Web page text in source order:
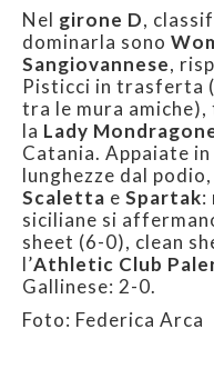
Nel girone D,
dominarla sono
Sangiovannese,
Pisticci in trasferta
tra le mura
la Lady
Catania. Appaiate
lunghezze dal
Scaletta e Spartak:
siciliane si
sheet (6-0), clean
l’Athletic Club
Gallinese: 2-0.
Foto: Federica Arca